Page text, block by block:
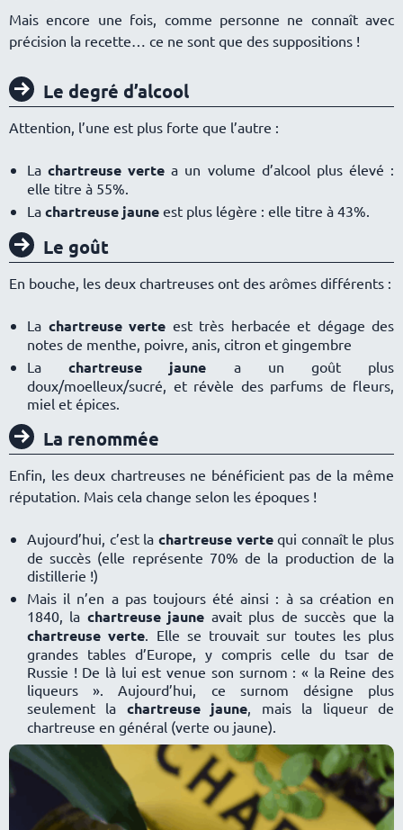
Mais encore une fois, comme personne ne connaît avec
précision la recette… ce ne sont que des suppositions !
Le degré d’alcool
Attention, l’une est plus forte que l’autre :
Lachartreuse verte a un volume d’alcool plus élevé :
elle titre à 55%.
La chartreuse jaune est plus légère : elle titre à 43%.
Le goût
En bouche, les deux chartreuses ont des arômes différents :
La chartreuse verte est très herbacée et dégage des
notes de menthe, poivre, anis, citron et gingembre
Lachartreuse jaune a un goût plus
doux/moelleux/sucré, et révèle des parfums de fleurs,
miel et épices.
La renommée
Enfin, les deux chartreuses ne bénéficient pas de la même
réputation. Mais cela change selon les époques !
Aujourd’hui, c’est la chartreuse vertequi connaît le plus
de succès (elle représente 70% de la production de la
distillerie !)
Mais il n’en a pas toujours été ainsi : à sa création en
1840, la chartreuse jaune avait plus de succès que la
chartreuse verte. Elle se trouvait sur toutes les plus
grandes tables d’Europe, y compris celle du tsar de
Russie ! De là lui est venue son surnom : « la Reine des
liqueurs ». Aujourd’hui, ce surnom désigne plus
seulement la chartreuse jaune, mais la liqueur de
chartreuse en général (verte ou jaune).